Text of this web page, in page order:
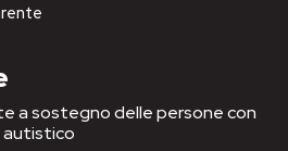
a sostegno delle persone con